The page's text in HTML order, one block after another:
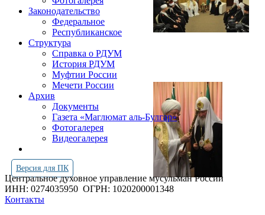
Законодательство
Федеральное
Республиканское
Структура
Справка о РДУМ
История РДУМ
Муфтии России
Мечети России
Архив
Документы
Газета «Маглюмат аль-Булгар»
Фотогалерея
Видеогалерея
Версия для ПК
Центральное духовное управление мусульман России
ИНН: 0274035950 ОГРН: 1020200001348
Контакты